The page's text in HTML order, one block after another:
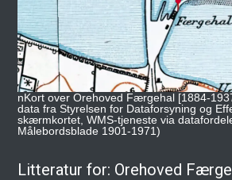
nKort over Orehoved Færgehal [1884-
data fra Styrelsen for Dataforsyning og
skærmkortet, WMS-tjeneste via
Målebordsblade 1901-1971)
Litteratur for: Orehoved